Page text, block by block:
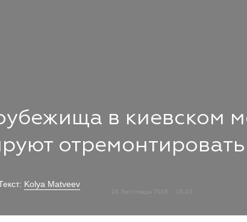
в киевском
отремонтировать
Kolya Matveev
28 Листопада 2018